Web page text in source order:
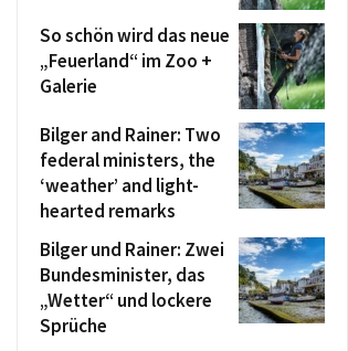
So schön wird das neue
„Feuerland“ im Zoo +
Galerie
Bilger and Rainer: Two
federal ministers, the
‘weather’ and light-
hearted remarks
Bilger und Rainer: Zwei
Bundesminister, das
„Wetter“ und lockere
Sprüche